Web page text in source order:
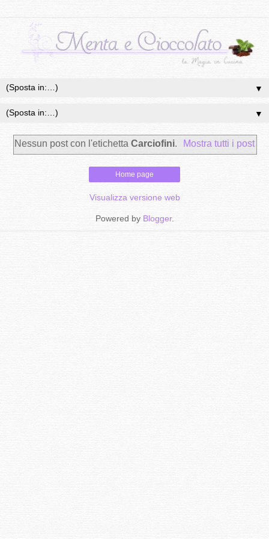
▼
▼
Nessun post con l'etichetta Carciofini. Mostra tutti i post
Home page
Visualizza versione web
Powered by Blogger.